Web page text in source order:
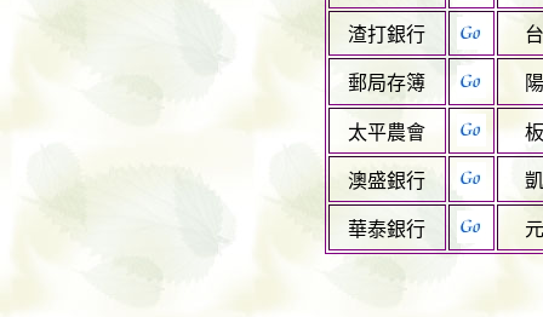
渣打銀行
郵局存簿
太平農會
澳盛銀行
華泰銀行